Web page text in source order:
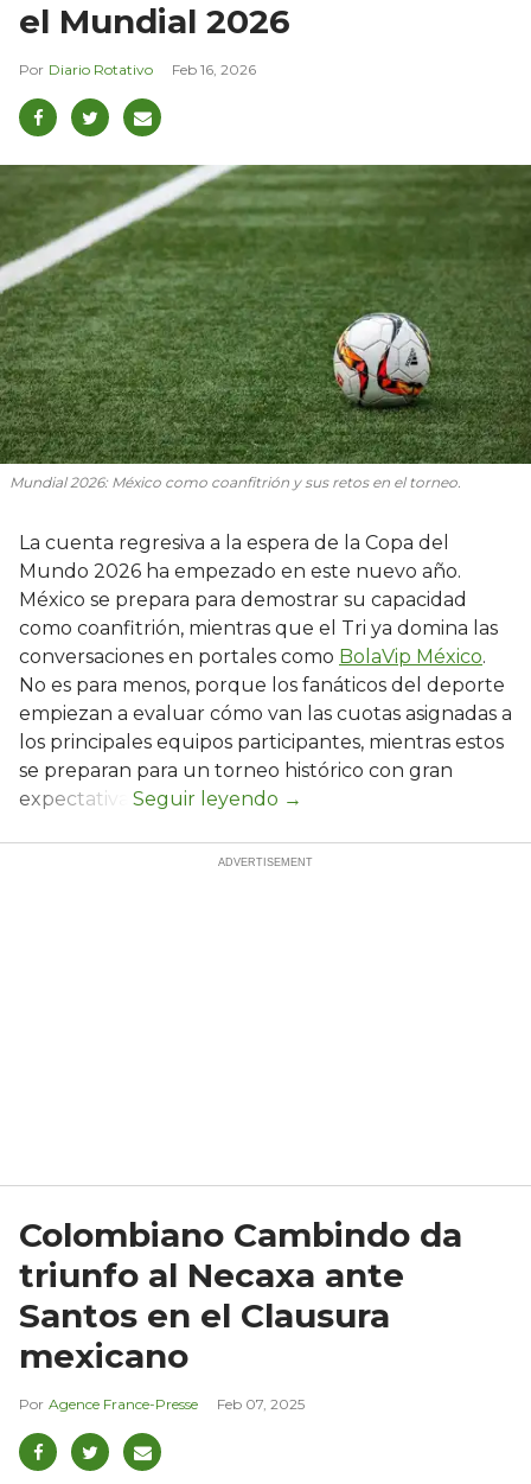
el Mundial 2026
Diario Rotativo Feb 16, 2026
Mundial 2026: México como coanfitrión y sus retos en el torneo.
La cuenta regresiva a la espera de la Copa del
Mundo 2026 ha empezado en este nuevo año.
México se prepara para demostrar su capacidad
como coanfitrión, mientras que el Tri ya domina las
conversaciones en portales como BolaVip México.
No es para menos, porque los fanáticos del deporte
empiezan a evaluar cómo van las cuotas asignadas a
los principales equipos participantes, mientras estos
se preparan para un torneo histórico con gran
expectativa.
Colombiano Cambindo da
triunfo al Necaxa ante
Santos en el Clausura
mexicano
Agence France-Presse Feb 07, 2025